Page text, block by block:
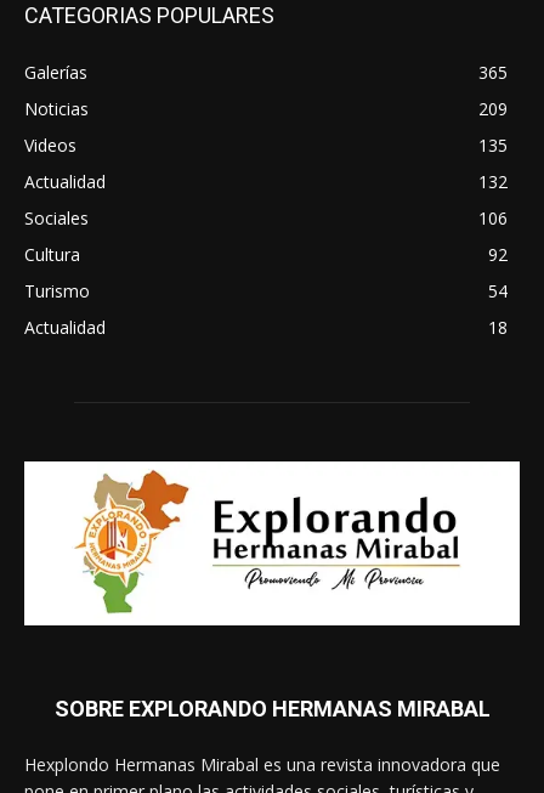
CATEGORIAS POPULARES
Galerías
365
Noticias
209
Videos
135
Actualidad
132
Sociales
106
Cultura
92
Turismo
54
Actualidad
18
SOBRE EXPLORANDO HERMANAS MIRABAL
Hexplondo Hermanas Mirabal es una revista innovadora que